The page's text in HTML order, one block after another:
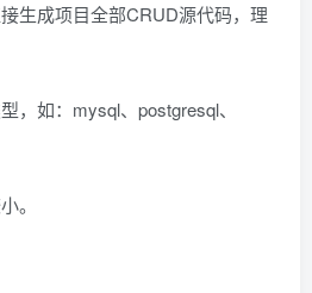
生成项目全部CRUD源代码，理
，如：mysql、postgresql、
。